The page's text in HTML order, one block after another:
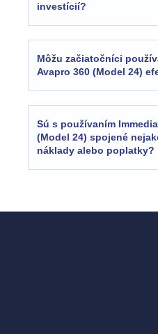
investícií?
Môžu začiatočníci
Avapro 360 (Model 24)
Sú s používaním
(Model 24) spojené
náklady alebo poplatky?